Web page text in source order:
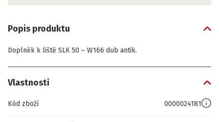
Popis produktu
Doplněk k liště SLK 50 – W166 dub antik.
Vlastnosti
Kód zboží 0000024181